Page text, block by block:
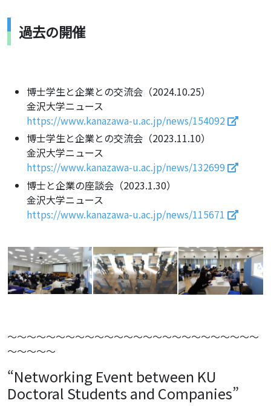
過去の開催
博士学生と企業との交流会（2024.10.25）
金沢大学ニュース
https://www.kanazawa-u.ac.jp/news/154092
博士学生と企業との交流会（2023.11.10）
金沢大学ニュース
https://www.kanazawa-u.ac.jp/news/132699
博士と企業の座談会（2023.1.30）
金沢大学ニュース
https://www.kanazawa-u.ac.jp/news/115671
～～～～～～～～～～～～～～～～～～～～～～～～～～
～～～～～
“Networking Event between KU
Doctoral Students and Companies”